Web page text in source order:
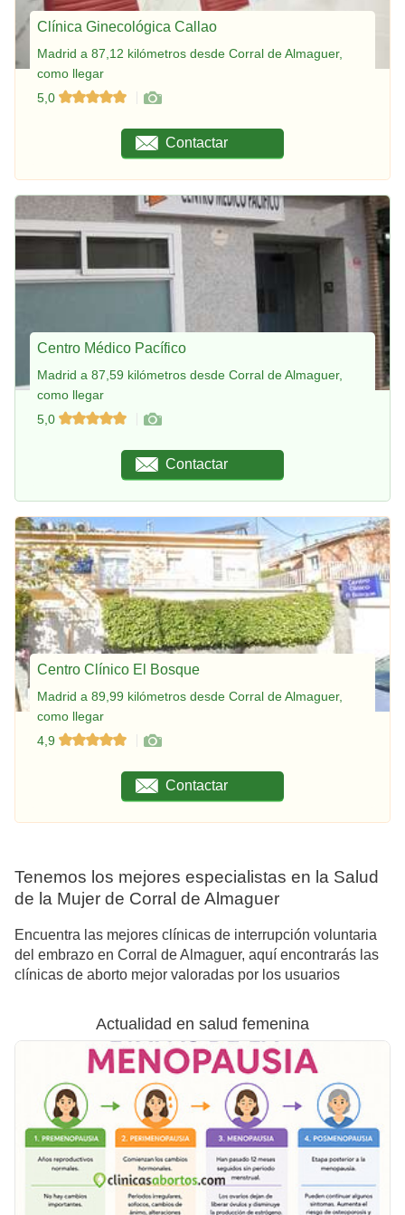
Clínica Ginecológica Callao
Madrid a 87,12 kilómetros desde Corral de Almaguer,
como llegar
5,0
Contactar
Centro Médico Pacífico
Madrid a 87,59 kilómetros desde Corral de Almaguer,
como llegar
5,0
Contactar
Centro Clínico El Bosque
Madrid a 89,99 kilómetros desde Corral de Almaguer,
como llegar
4,9
Contactar
Tenemos los mejores especialistas en la Salud
de la Mujer de Corral de Almaguer
Encuentra las mejores clínicas de interrupción voluntaria
del embrazo en Corral de Almaguer, aquí encontrarás las
clínicas de aborto mejor valoradas por los usuarios
Actualidad en salud femenina